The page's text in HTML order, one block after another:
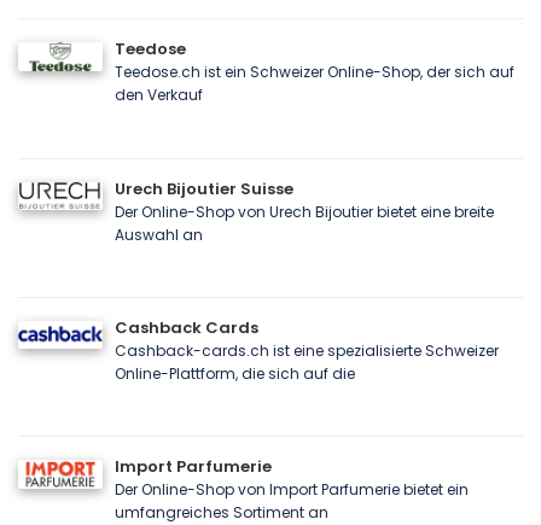
Teedose
Teedose.ch ist ein Schweizer Online-Shop, der sich auf
den Verkauf
Urech Bijoutier Suisse
Der Online-Shop von Urech Bijoutier bietet eine breite
Auswahl an
Cashback Cards
Cashback-cards.ch ist eine spezialisierte Schweizer
Online-Plattform, die sich auf die
Import Parfumerie
Der Online-Shop von Import Parfumerie bietet ein
umfangreiches Sortiment an